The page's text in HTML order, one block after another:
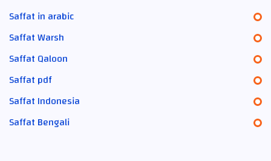
Saffat in arabic
Saffat Warsh
Saffat Qaloon
Saffat pdf
Saffat Indonesia
Saffat Bengali